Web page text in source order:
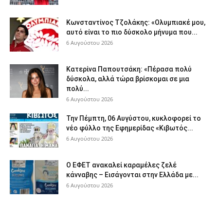
Κωνσταντίνος Τζολάκης: «Ολυμπιακέ μου,
αυτό είναι το πιο δύσκολο μήνυμα που...
6 Αυγούστου 2026
Κατερίνα Παπουτσάκη: «Πέρασα πολύ
δύσκολα, αλλά τώρα βρίσκομαι σε μια
πολύ...
6 Αυγούστου 2026
Την Πέμπτη, 06 Αυγύστου, κυκλοφορεί το
νέο φύλλο της Εφημερίδας «Κιβωτός...
6 Αυγούστου 2026
Ο ΕΦΕΤ ανακαλεί καραμέλες ζελέ
κάνναβης – Εισάγονται στην Ελλάδα με...
6 Αυγούστου 2026